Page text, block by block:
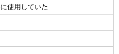
使用していた